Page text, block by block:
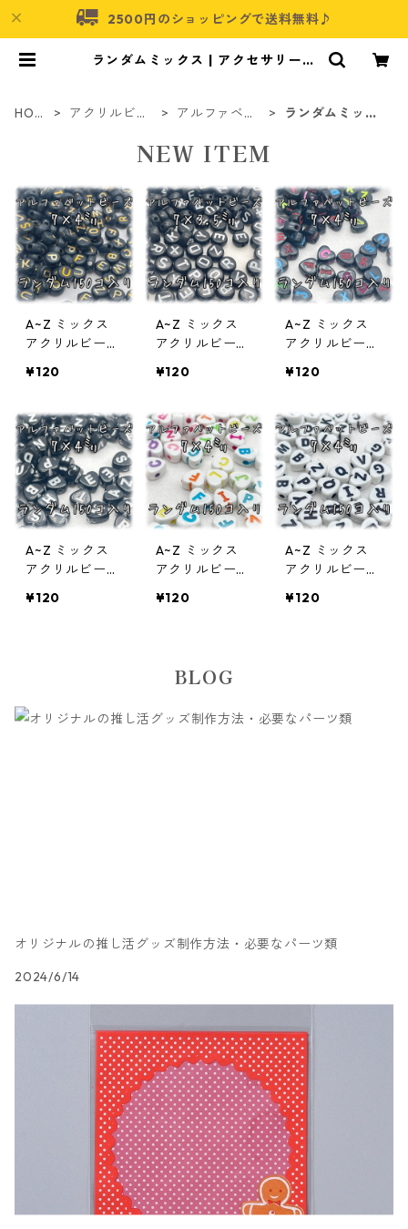
2500円のショッピングで送料無料♪
ランダムミックス | アクセサリーパ
HOM
アクリルビー
アルファベッ
ランダムミック
NEW ITEM
A~Z ミックス
アクリルビーズ
150個入り【AB
¥120
A~Z ミックス
アクリルビー
ット 150個入
Xrbw】
¥120
A~Z ミックス
アクリルビー
ット 150個入
Xhbc】
¥120
A~Z ミックス
アクリルビー
¥120
A~Z ミックス
アクリルビー
¥120
A~Z ミックス
アクリルビー
¥120
BLOG
オリジナルの推し活グッズ制作方法・必要なパーツ類
2024/6/14